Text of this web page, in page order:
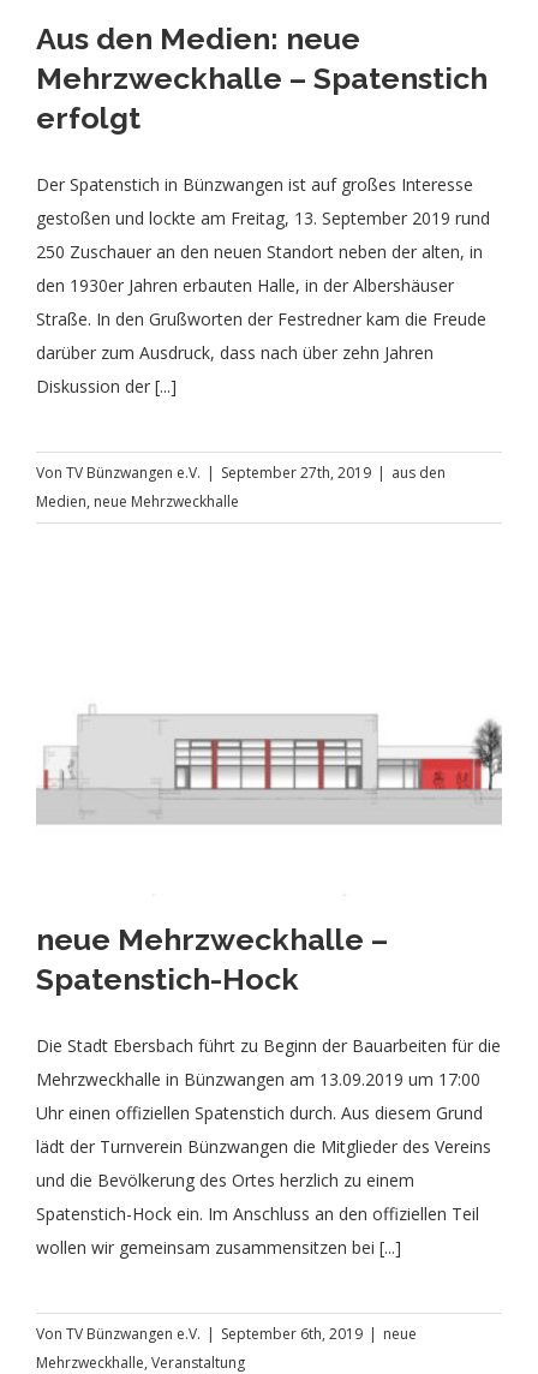
Volleyball Damen
Partner, Freunde & Links
Aus den Medien: neue
Mehrzweckhalle – Spatenstich
erfolgt
Der Spatenstich in Bünzwangen ist auf großes Interesse
gestoßen und lockte am Freitag, 13. September 2019 rund
250 Zuschauer an den neuen Standort neben der alten, in
den 1930er Jahren erbauten Halle, in der Albershäuser
Straße. In den Grußworten der Festredner kam die Freude
darüber zum Ausdruck, dass nach über zehn Jahren
Diskussion der [...]
Von TV Bünzwangen e.V. | September 27th, 2019 | aus den
Medien, neue Mehrzweckhalle
neue Mehrzweckhalle –
Spatenstich-Hock
Die Stadt Ebersbach führt zu Beginn der Bauarbeiten für die
Mehrzweckhalle in Bünzwangen am 13.09.2019 um 17:00
Uhr einen offiziellen Spatenstich durch. Aus diesem Grund
lädt der Turnverein Bünzwangen die Mitglieder des Vereins
und die Bevölkerung des Ortes herzlich zu einem
Spatenstich-Hock ein. Im Anschluss an den offiziellen Teil
wollen wir gemeinsam zusammensitzen bei [...]
Von TV Bünzwangen e.V. | September 6th, 2019 | neue
Mehrzweckhalle, Veranstaltung